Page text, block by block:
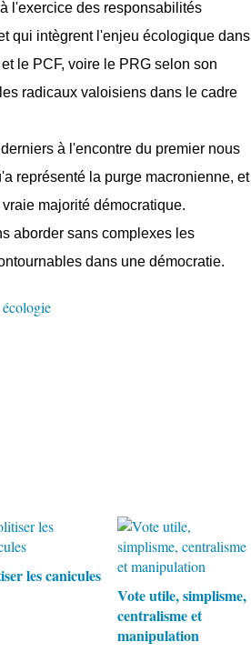
l'exercice des responsabilités
qui intègrent l'enjeu écologique dans
le PCF, voire le PRG selon son
radicaux valoisiens dans le cadre
à l'encontre du premier nous
représenté la purge macronienne, et
majorité démocratique.
aborder sans complexes les
dans une démocratie.
écologie
les canicules
Vote utile, simplisme,
centralisme et
manipulation